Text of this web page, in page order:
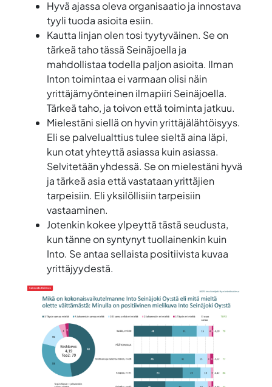
Hyvä ajassa oleva organisaatio ja innostava
tyyli tuoda asioita esiin.
Kautta linjan olen tosi tyytyväinen. Se on
tärkeä taho tässä Seinäjoella ja
mahdollistaa todella paljon asioita. Ilman
Inton toimintaa ei varmaan olisi näin
yrittäjämyönteinen ilmapiiri Seinäjoella.
Tärkeä taho, ja toivon että toiminta jatkuu.
Mielestäni siellä on hyvin yrittäjälähtöisyys.
Eli se palvelualttius tulee sieltä aina läpi,
kun otat yhteyttä asiassa kuin asiassa.
Selvitetään yhdessä. Se on mielestäni hyvä
ja tärkeä asia että vastataan yrittäjien
tarpeisiin. Eli yksilöllisiin tarpeisiin
vastaaminen.
Jotenkin kokee ylpeyttä tästä seudusta,
kun tänne on syntynyt tuollainenkin kuin
Into. Se antaa sellaista positiivista kuvaa
yrittäjyydestä.